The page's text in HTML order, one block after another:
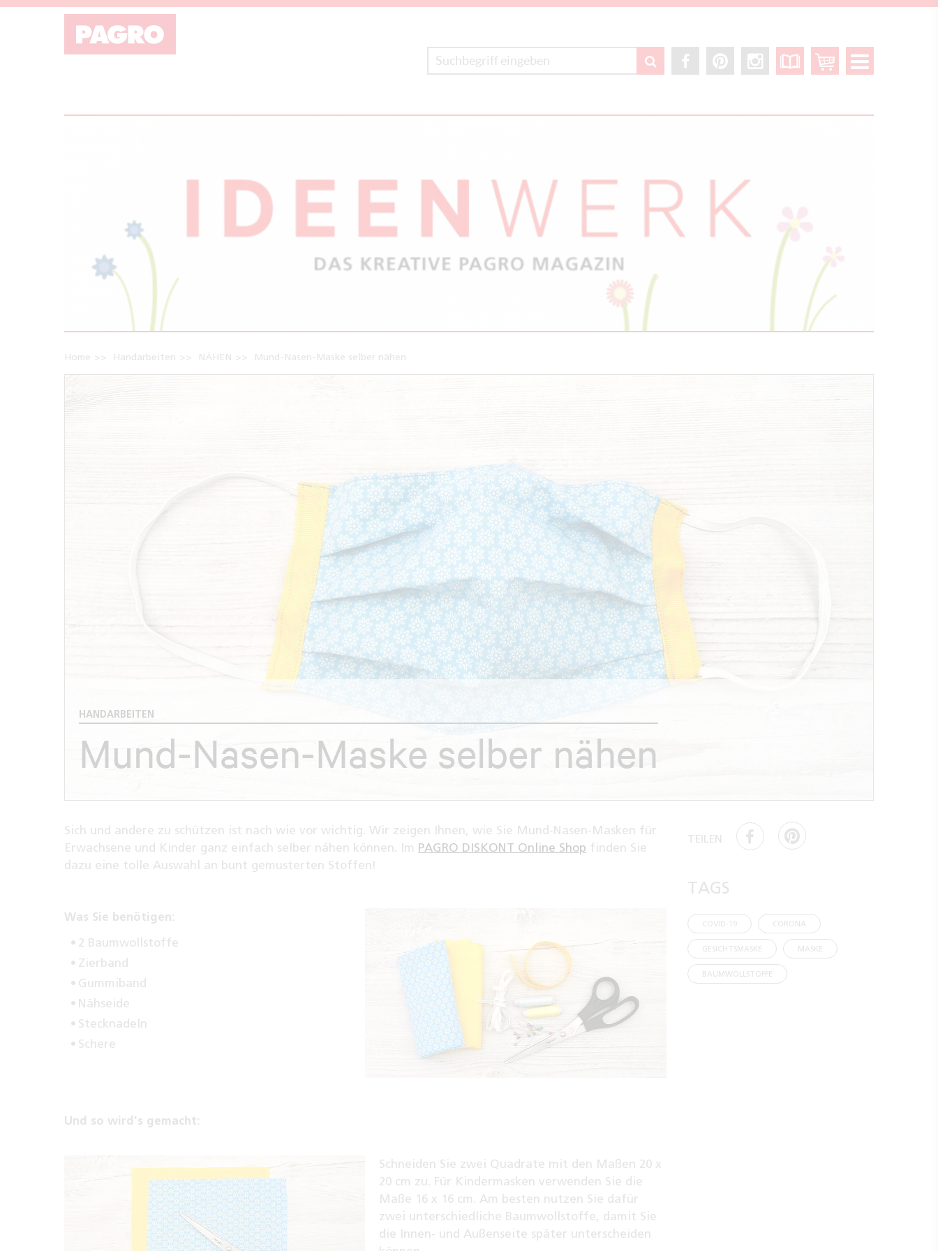
Home Handarbeiten NÄHEN Mund-Nasen-Maske selber nähen
HANDARBEITEN
Mund-Nasen-Maske selber nähen
Sich und andere zu schützen ist nach wie vor wichtig. Wir zeigen Ihnen, wie Sie Mund-Nasen-Masken für
Erwachsene und Kinder ganz einfach selber nähen können. Im PAGRO DISKONT Online Shop finden Sie
dazu eine tolle Auswahl an bunt gemusterten Stoffen!
Was Sie benötigen:
2 Baumwollstoffe
Zierband
Gummiband
Nähseide
Stecknadeln
Schere
Und so wird's gemacht:
Schneiden Sie zwei Quadrate mit den Maßen 20 x
20 cm zu. Für Kindermasken verwenden Sie die
Maße 16 x 16 cm. Am besten nutzen Sie dafür
zwei unterschiedliche Baumwollstoffe, damit Sie
die Innen- und Außenseite später unterscheiden
TEILEN
TAGS
COVID-19 CORONA
GESICHTSMASKE MASKE
BAUMWOLLSTOFFE